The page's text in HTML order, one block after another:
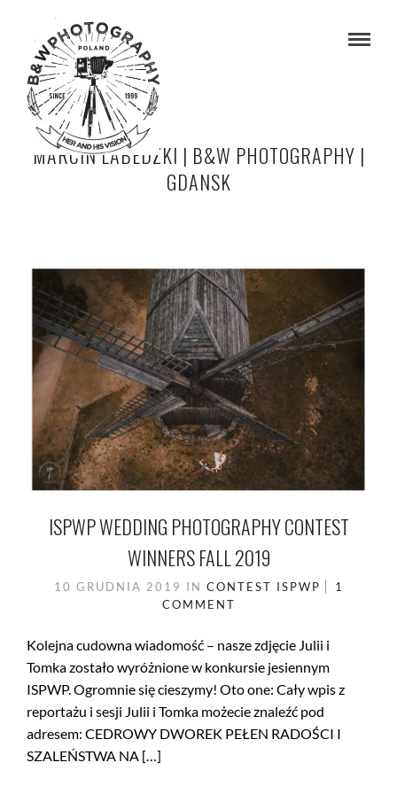
MARCIN LABEDZKI | B&W PHOTOGRAPHY |
GDANSK
ISPWP WEDDING PHOTOGRAPHY CONTEST
WINNERS FALL 2019
10 GRUDNIA 2019 IN CONTEST ISPWP
1
COMMENT
Kolejna cudowna wiadomość – nasze zdjęcie Julii i
Tomka zostało wyróżnione w konkursie jesiennym
ISPWP. Ogromnie się cieszymy! Oto one: Cały wpis z
reportażu i sesji Julii i Tomka możecie znaleźć pod
adresem: CEDROWY DWOREK PEŁEN RADOŚCI I
SZALEŃSTWA NA […]